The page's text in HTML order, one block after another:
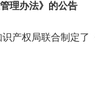
理办法》的公告
产权局联合制定